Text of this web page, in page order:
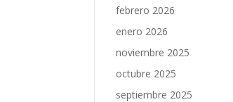
febrero 2026
enero 2026
noviembre 2025
octubre 2025
septiembre 2025